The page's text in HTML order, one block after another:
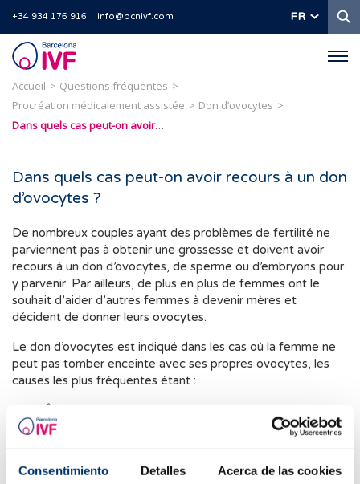
Consentimiento Detalles Acerca de las cookies
+34 934 176 916 info@bcnivf.com FR
Barcelona
IVF
Accueil
Questions fréquentes
Procréation médicalement assistée
Don d’ovocytes
Dans quels cas peut-on avoir recours à un don d’ovocytes ?
Dans quels cas peut-on avoir recours à un don
d’ovocytes ?
De nombreux couples ayant des problèmes de fertilité ne
parviennent pas à obtenir une grossesse et doivent avoir
recours à un don d’ovocytes, de sperme ou d’embryons pour
y parvenir. Par ailleurs, de plus en plus de femmes ont le
souhait d’aider d’autres femmes à devenir mères et
décident de donner leurs ovocytes.
Le don d’ovocytes est indiqué dans les cas où la femme ne
peut pas tomber enceinte avec ses propres ovocytes, les
causes les plus fréquentes étant :
Réserve ovarienne faible suite à des échecs répétés